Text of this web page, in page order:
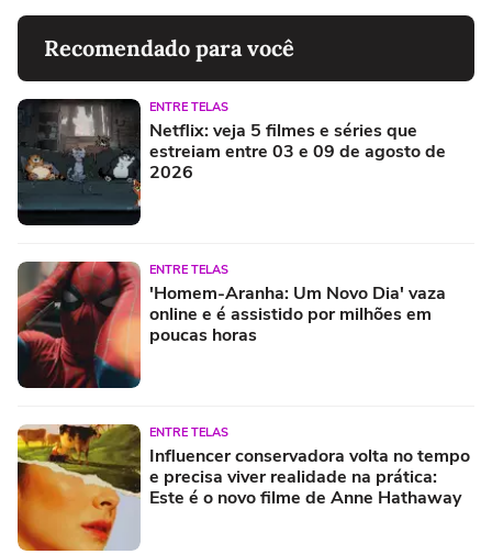
Recomendado para você
ENTRE TELAS
Netflix: veja 5 filmes e séries que
estreiam entre 03 e 09 de agosto de
2026
ENTRE TELAS
'Homem-Aranha: Um Novo Dia' vaza
online e é assistido por milhões em
poucas horas
ENTRE TELAS
Influencer conservadora volta no tempo
e precisa viver realidade na prática:
Este é o novo filme de Anne Hathaway